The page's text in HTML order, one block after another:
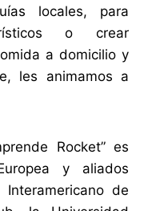
locales, para
o crear
a domicilio y
les animamos a
Rocket” es
y aliados
de